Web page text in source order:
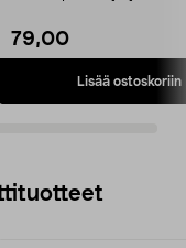
79,00
Lisää ostoskoriin